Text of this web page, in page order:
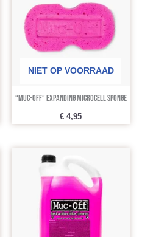
NIET OP VOORRAAD
“Muc-Off” Expanding Microcell Sponge
€ 4,95